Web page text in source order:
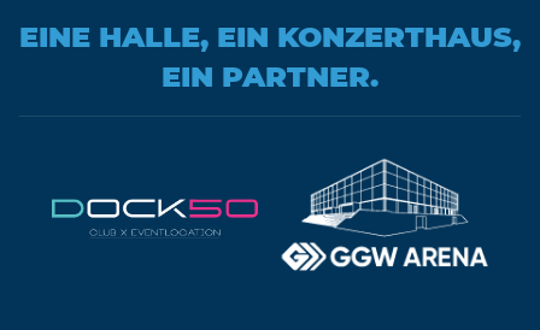
EINE HALLE, EIN KONZERTHAUS,
EIN PARTNER.